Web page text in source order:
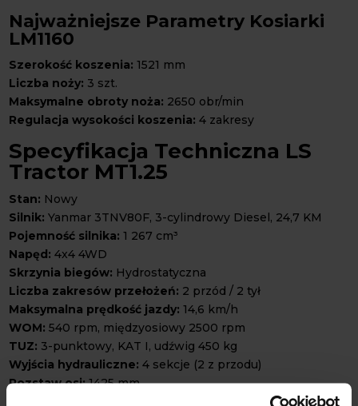
Najważniejsze Parametry Kosiarki
LM1160
Szerokość koszenia: 1521 mm
Liczba noży: 3 szt.
Maksymalne obroty noża: 2650 obr/min
Regulacja wysokości koszenia: 4 zakresy
Specyfikacja Techniczna LS
Tractor MT1.25
Stan: Nowy
Silnik: Yanmar 3TNV80F, 3-cylindrowy Diesel, 24,7 KM
Pojemność silnika: 1 267 cm³
Napęd: 4x4 4WD
Skrzynia biegów: Hydrostatyczna
Liczba zakresów przełożeń: 2 przód / 2 tył
Maksymalna prędkość jazdy: 14,6 km/h
WOM: 540 rpm, międzyosiowy 2500 rpm
TUZ: 3-punktowy, KAT I, udźwig 450 kg
Wyjścia hydrauliczne: 4 sekcje (2 z przodu)
Rozstaw osi:1425 mm